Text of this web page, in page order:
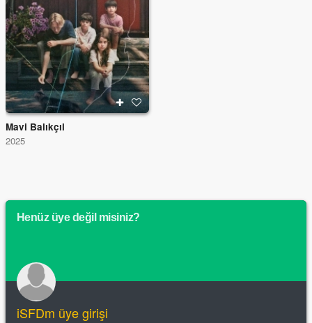
Mavi Balıkçıl
2025
Henüz üye değil misiniz?
iSFDm üye girişi